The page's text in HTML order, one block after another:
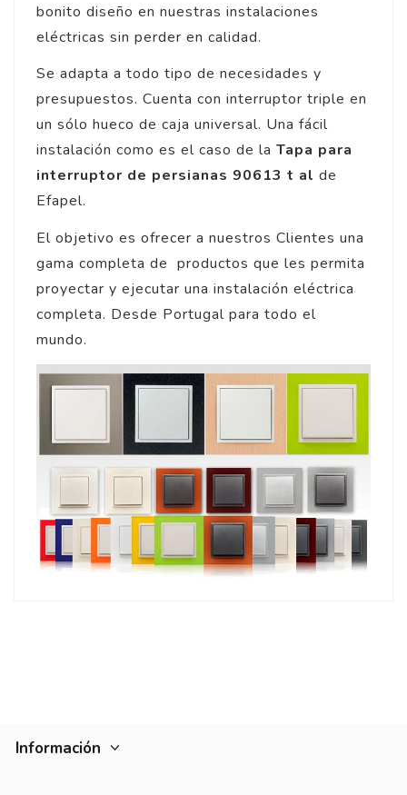
bonito diseño en nuestras instalaciones
eléctricas sin perder en calidad.
Se adapta a todo tipo de necesidades y
presupuestos. Cuenta con interruptor triple en
un sólo hueco de caja universal. Una fácil
instalación como es el caso de la Tapa para
interruptor de persianas 90613 t al de
Efapel.
El objetivo es ofrecer a nuestros Clientes una
gama completa de productos que les permita
proyectar y ejecutar una instalación eléctrica
completa. Desde Portugal para todo el
mundo.
Información